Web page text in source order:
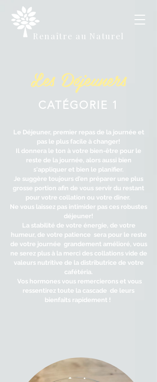
Renaître au Naturel
Les Déjeuners
CATÉGORIE 1
Le Déjeuner, premier repas de la journée et
pas le plus facile à changer!
Il donnera le ton à votre bien-être pour le
reste de la journée, alors aussi bien
s'appliquer et bien le planifier.
Je suggère toujours d'en préparer une plus
grosse portion afin de vous servir du restant
pour votre collation ou votre dîner.
Ne vous laissez pas intimider pas ces robustes
déjeuner!
La stabilité de votre énergie, de votre
humeur, de votre patience sera pour le reste
de votre journée grandement amélioré, vous
ne serez plus à la merci des collations vide de
valeurs nutritive de la distributrice de votre
cafétéria.
Vos hormones vous remercierons et vous
ressentirez toute la cascade de leurs
bienfaits rapidement !